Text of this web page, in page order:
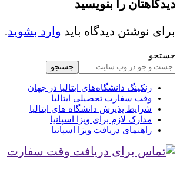
دیدگاهتان را بنویسید
برای نوشتن دیدگاه باید وارد بشوید.
جستجو
جستجو
رنکینگ دانشگاه‌های ایتالیا در جهان
وقت سفارت تحصیلی ایتالیا
شرایط پذیرش دانشگاه های ایتالیا
مدارک لازم برای ویزا اسپانیا
راهنمای دریافت ویزا اسپانیا